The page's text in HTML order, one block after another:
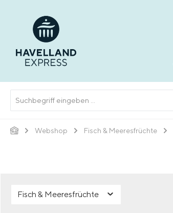
Webshop Fisch & Meeresfrüchte
Fisch & Meeresfrüchte